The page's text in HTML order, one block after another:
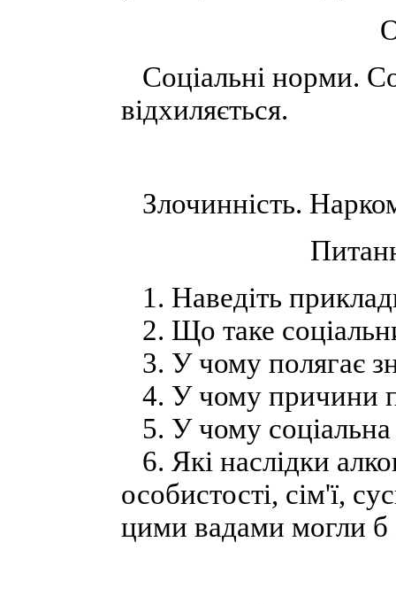
Соціальні норми.
відхиляється.
Злочинність.
1. Наведіть
2. Що таке
3. У чому полягає
4. У чому причини
5. У чому соціальна
6. Які наслідки
особистості, сім'ї,
цими вадами могли б